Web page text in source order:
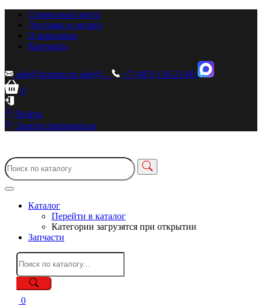
Сервисный центр
Доставка и оплата
О компании
Контакты
sale@zionstm.ru sale@...
+7 (495) 136-23-00
0
Войти
Зарегистрироваться
Каталог
Перейти в каталог
Категории загрузятся при открытии
Запчасти
0